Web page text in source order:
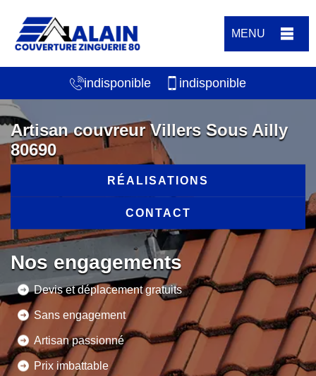
MENU
indisponible indisponible
Artisan couvreur Villers Sous Ailly
80690
RÉALISATIONS
CONTACT
Nos engagements
Devis et déplacement gratuits
Sans engagement
Artisan passionné
Prix imbattable